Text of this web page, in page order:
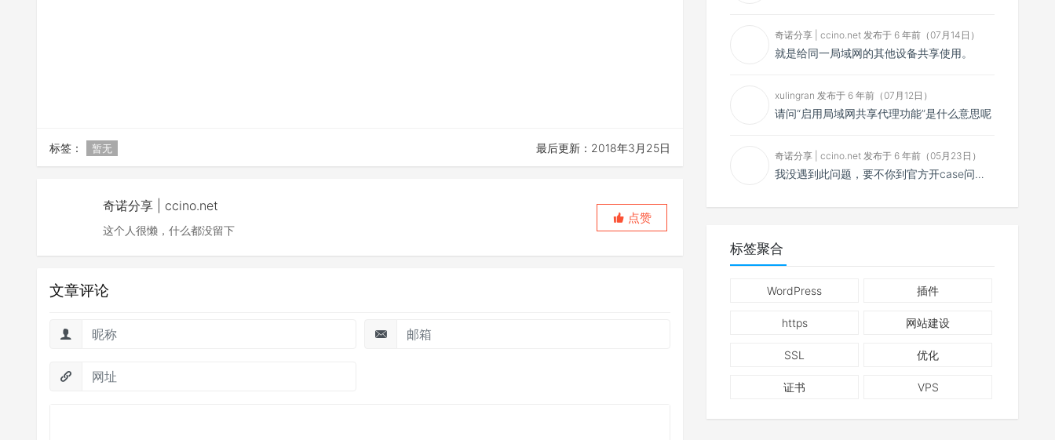
标签： 暂无 最后更新：2018年3月25日
奇诺分享 | ccino.net
这个人很懒，什么都没留下
点赞
文章评论
奇诺分享 | ccino.net 发布于 6 年前（07月14日）
就是给同一局域网的其他设备共享使用。
xulingran 发布于 6 年前（07月12日）
请问“启用局域网共享代理功能”是什么意思呢
奇诺分享 | ccino.net 发布于 6 年前（05月23日）
我没遇到此问题，要不你到官方开case问问看？
标签聚合
WordPress 插件
https 网站建设
SSL 优化
证书 VPS